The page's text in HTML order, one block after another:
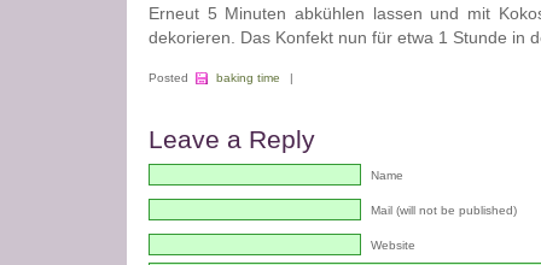
Erneut 5 Minuten abkühlen lassen und mit
dekorieren. Das Konfekt nun für etwa 1 Stunde in
Posted baking time |
Leave a Reply
Name
Mail (will not be published)
Website